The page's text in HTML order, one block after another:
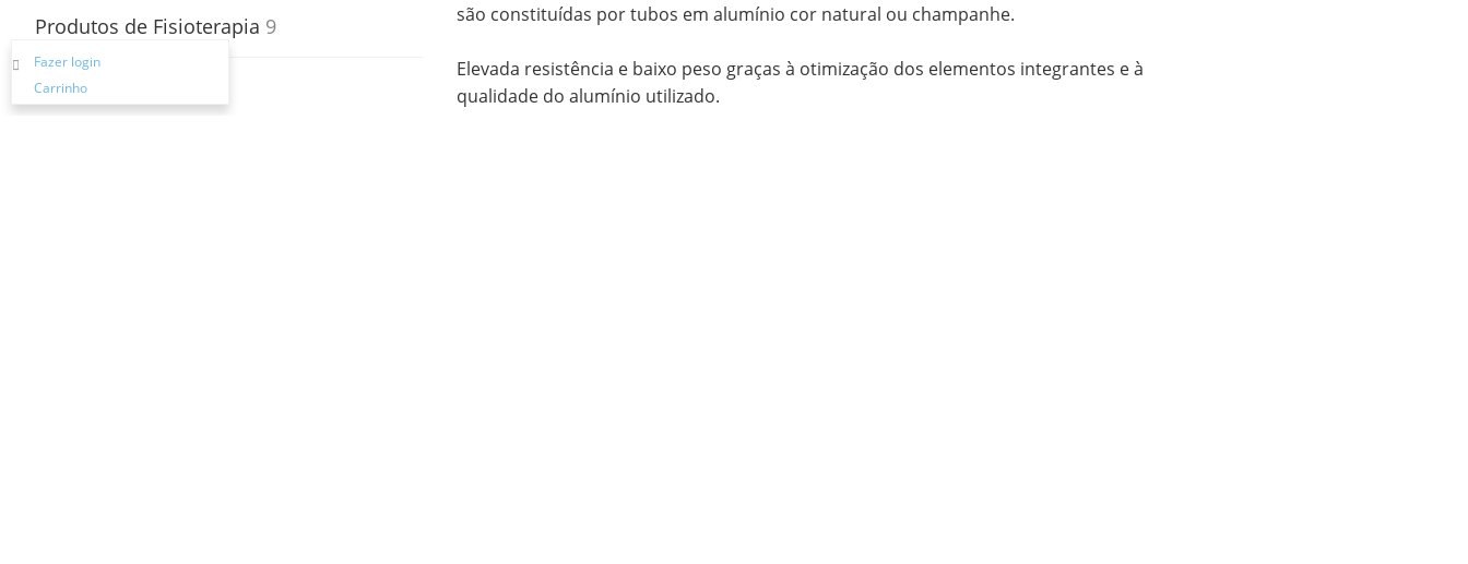
Produtos de Fisioterapia 9
Segurança
Fazer login
Carrinho
são constituídas por tubos em alumínio cor natural ou champanhe.
Elevada resistência e baixo peso graças à otimização dos elementos integrantes e à
qualidade do alumínio utilizado.